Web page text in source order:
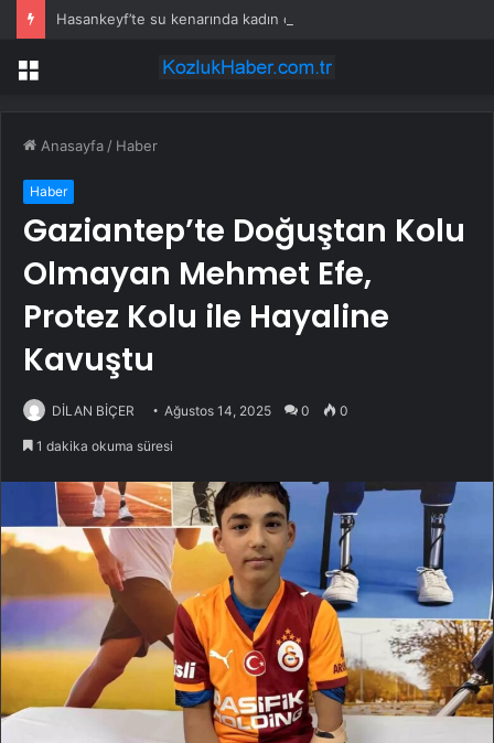
Hasankeyf’te su kenarında kadın cesedi bulundu
Menü
Anasayfa / Haber
Haber
Gaziantep’te Doğuştan Kolu
Olmayan Mehmet Efe,
Protez Kolu ile Hayaline
Kavuştu
DİLAN BİÇER Ağustos 14, 2025 0 0
1 dakika okuma süresi